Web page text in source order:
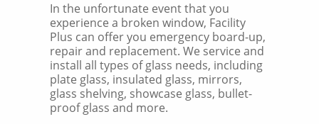
In the unfortunate event that you
experience a broken window, Facility
Plus can offer you emergency board-up,
repair and replacement. We service and
install all types of glass needs, including
plate glass, insulated glass, mirrors,
glass shelving, showcase glass, bullet-
proof glass and more.